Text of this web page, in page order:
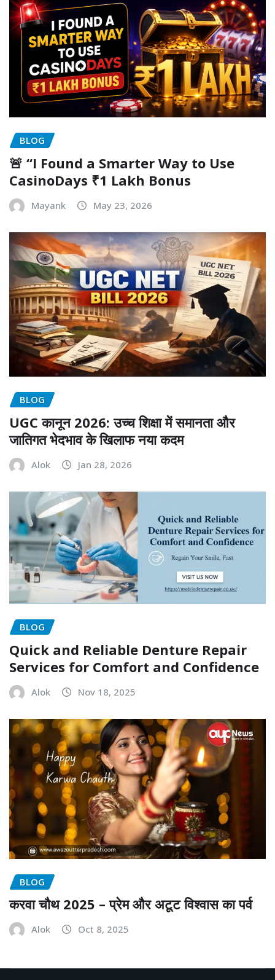
BLOG
🚨 “I Found a Smarter Way to Use
CasinoDays ₹1 Lakh Bonus
Mayank May 23, 2026
BLOG
UGC कानून 2026: उच्च शिक्षा में समानता और
जातिगत भेदभाव के खिलाफ नया कदम
Alok Jan 28, 2026
BLOG
Quick and Reliable Denture Repair
Services for Comfort and Confidence
Alok Nov 18, 2025
BLOG
करवा चौथ 2025 – प्रेम और अटूट विश्वास का पर्व
Alok Oct 8, 2025